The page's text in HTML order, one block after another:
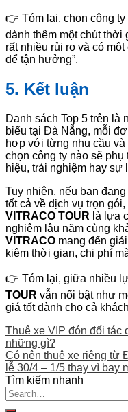
👉 Tóm lại, chọn công
dành thêm một chút thời
rất nhiều rủi ro và có
để tận hưởng”.
5. Kết luận
Danh sách Top 5 trên là
biểu tại Đà Nẵng, mỗi
hợp với từng nhu cầu
chọn công ty nào sẽ
hiệu, trải nghiệm hay sự
Tuy nhiên, nếu bạn
tốt cả về dịch vụ trọn
VITRACO TOUR là lựa
nghiệm lâu năm cùng
VITRACO mang đến
kiệm thời gian, chi phí
👉 Tóm lại, giữa nhiều
TOUR vẫn nổi bật như
giá tốt dành cho cả
Thuê xe VIP đón đối tác
những gì?
Có nên thuê xe riêng từ
lễ 30/4 – 1/5 thay vì bay
Tìm kiếm nhanh